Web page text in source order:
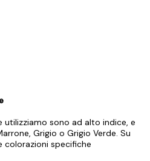
sono ad alto indice, e
Grigio o Grigio Verde. Su
colorazioni specifiche